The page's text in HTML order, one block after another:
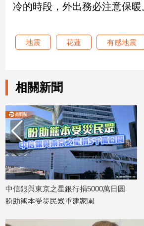
星
流
追
星
生
活
建
築/
室
內
設
冷的時段，外出務必注意保暖
地震 花蓮 有感地震
相關新聞
捐5000萬日圓
園
台新新光金攜手台新
馳援日本熊本震災重建